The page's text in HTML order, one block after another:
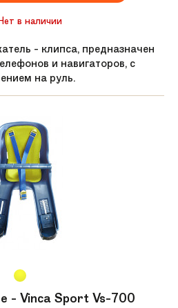
в наличии
- клипса, предназначен
и навигаторов, с
на руль.
- Vinca Sport Vs-700